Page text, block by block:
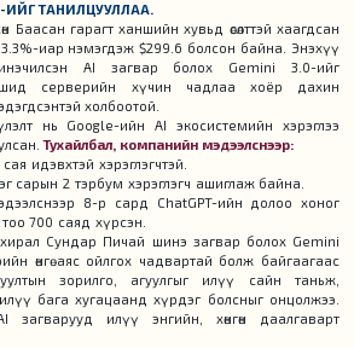
ИЙГ ТАНИЛЦУУЛЛАА.
Баасан гарагт ханшийн хувьд өсөлттэй хаагдсан
3.3%-иар нэмэгдэж $299.6 болсон байна. Энэхүү
AI загвар болох Gemini 3.0-ийг
серверийн хүчин чадлаа хоёр дахин
холбоотой.
нь Google-ийн AI экосистемийн хэрэглээ
Тухайлбал, компанийн мэдээлснээр:
идэвхтэй хэрэглэгчтэй.
сарын 2 тэрбум хэрэглэгч ашиглаж байна.
8-р сард ChatGPT-ийн долоо хоног
700 саяд хүрсэн.
Сундар Пичай шинэ загвар болох Gemini
өнгө аяс ойлгох чадвартай болж байгаагаас
зорилго, агуулгыг илүү сайн таньж,
бага хугацаанд хүрдэг болсныг онцолжээ.
загварууд илүү энгийн, хөнгөн даалгаварт